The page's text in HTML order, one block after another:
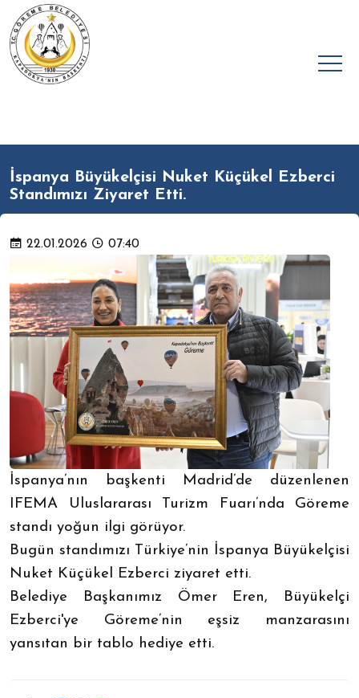
İspanya Büyükelçisi Nuket Küçükel Ezberci
Standımızı Ziyaret Etti.
22.01.2026 07:40
İspanya’nın başkenti Madrid’de düzenlenen
IFEMA Uluslararası Turizm Fuarı’nda Göreme
standı yoğun ilgi görüyor.
Bugün standımızı Türkiye’nin İspanya Büyükelçisi
Nuket Küçükel Ezberci ziyaret etti.
Belediye Başkanımız Ömer Eren, Büyükelçi
Ezberci'ye Göreme’nin eşsiz manzarasını
yansıtan bir tablo hediye etti.